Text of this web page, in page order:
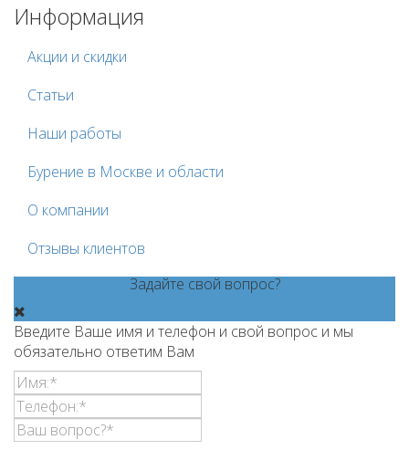
Информация
Акции и скидки
Статьи
Наши работы
Бурение в Москве и области
О компании
Отзывы клиентов
Задайте свой вопрос?
Введите Ваше имя и телефон и свой вопрос и мы
обязательно ответим Вам